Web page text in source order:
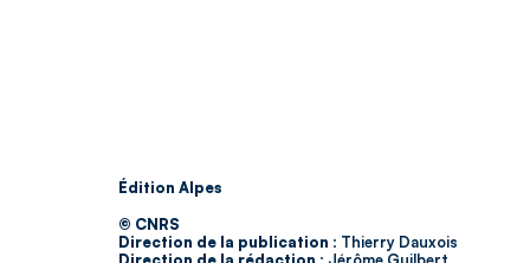
Édition Alpes
© CNRS
Direction de la publication : Thierry Dauxois